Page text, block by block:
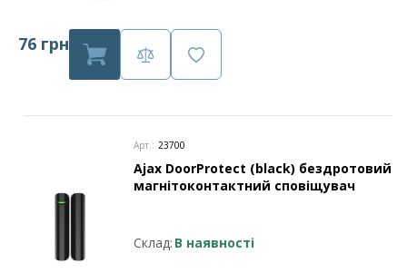
76 грн
Арт.: 23700
Ajax DoorProtect (black) бездротовий
магнітоконтактний сповіщувач
Склад: В наявності